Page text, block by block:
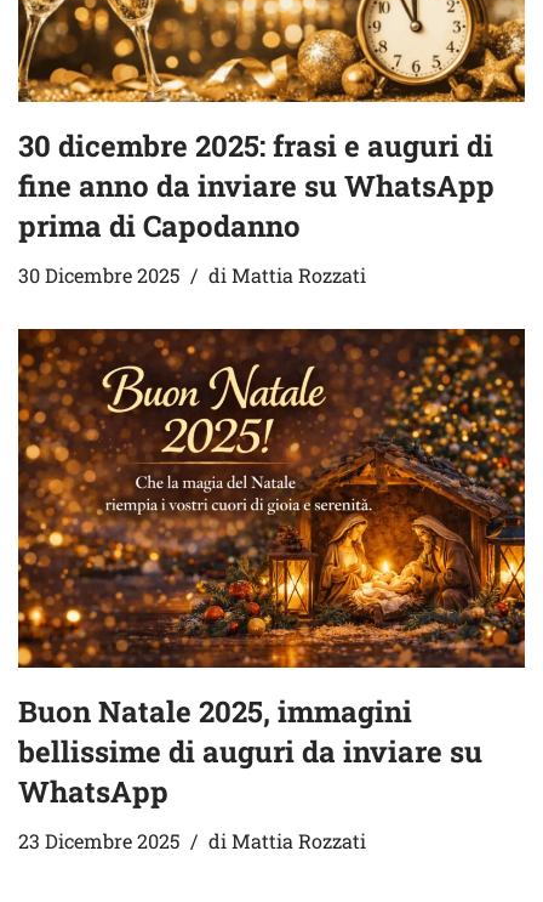
30 dicembre 2025: frasi e auguri di
fine anno da inviare su WhatsApp
prima di Capodanno
30 Dicembre 2025 diMattia Rozzati
Buon Natale 2025, immagini
bellissime di auguri da inviare su
WhatsApp
23 Dicembre 2025 di Mattia Rozzati